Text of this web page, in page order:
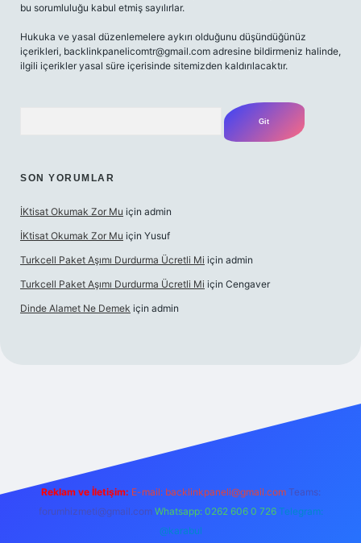
bu sorumluluğu kabul etmiş sayılırlar.
Hukuka ve yasal düzenlemelere aykırı olduğunu düşündüğünüz
içerikleri, backlinkpanelicomtr@gmail.com adresine bildirmeniz halinde,
ilgili içerikler yasal süre içerisinde sitemizden kaldırılacaktır.
SON YORUMLAR
İKtisat Okumak Zor Mu için admin
İKtisat Okumak Zor Mu için Yusuf
Turkcell Paket Aşımı Durdurma Ücretli Mi için admin
Turkcell Paket Aşımı Durdurma Ücretli Mi için Cengaver
Dinde Alamet Ne Demek için admin
Reklam ve İletişim: E-mail: backlinkpaneli@gmail.com Teams:
forumhizmeti@gmail.com Whatsapp: 0262 606 0 726 Telegram:
@karabul